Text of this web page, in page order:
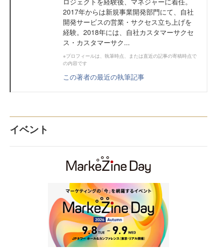
2017年からは新規事業開発部門にて、自社
開発サービスの営業・サクセス立ち上げを
経験。2018年には、自社カスタマーサクセ
ス・カスタマーサク...
※プロフィールは、執筆時点、または直近の記事の寄稿時点で
の内容です
この著者の最近の執筆記事
イベント